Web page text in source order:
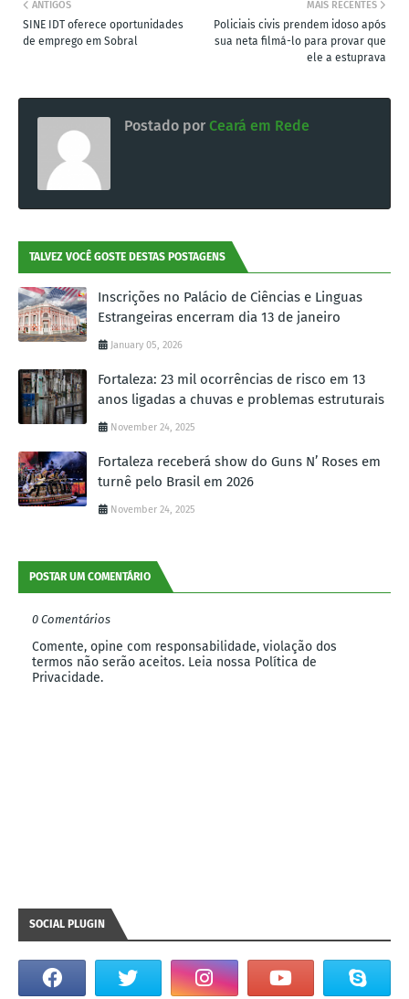
MAIS RECENTES
Policiais civis prendem idoso após
sua neta filmá-lo para provar que
ele a estuprava
ANTIGOS
SINE IDT oferece oportunidades
de emprego em Sobral
Postado por Ceará em Rede
TALVEZ VOCÊ GOSTE DESTAS POSTAGENS
Inscrições no Palácio de Ciências e Linguas
Estrangeiras encerram dia 13 de janeiro
January 05, 2026
Fortaleza: 23 mil ocorrências de risco em 13
anos ligadas a chuvas e problemas estruturais
November 24, 2025
Fortaleza receberá show do Guns N’ Roses em
turnê pelo Brasil em 2026
November 24, 2025
POSTAR UM COMENTÁRIO
0 Comentários
Comente, opine com responsabilidade, violação dos
termos não serão aceitos. Leia nossa Política de
Privacidade.
SOCIAL PLUGIN